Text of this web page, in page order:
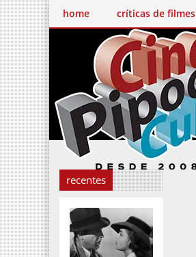
home críticas de filmes
recentes